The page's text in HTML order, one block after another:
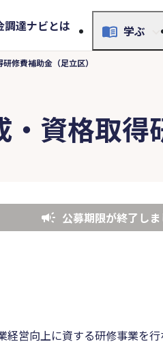
調達ナビとは 学ぶ
修費補助金（足立区）
・資格取
公募期限が終了しま
営向上に資する研修事業を